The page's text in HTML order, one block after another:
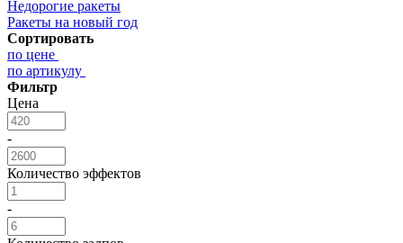
Недорогие ракеты
Ракеты на новый год
Сортировать
по цене
по артикулу
Фильтр
Цена
-
Количество эффектов
-